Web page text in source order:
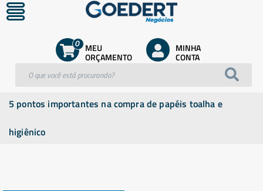
MEU
ORÇAMENTO
0 MINHA
CONTA
5 pontos importantes na compra de papéis toalha e
higiênico